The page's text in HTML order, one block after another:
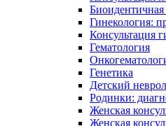
Биоидентичная
Гинекология:
Консультация
Гематология
Генетика
Детский
Родинки:
Женская
Женская